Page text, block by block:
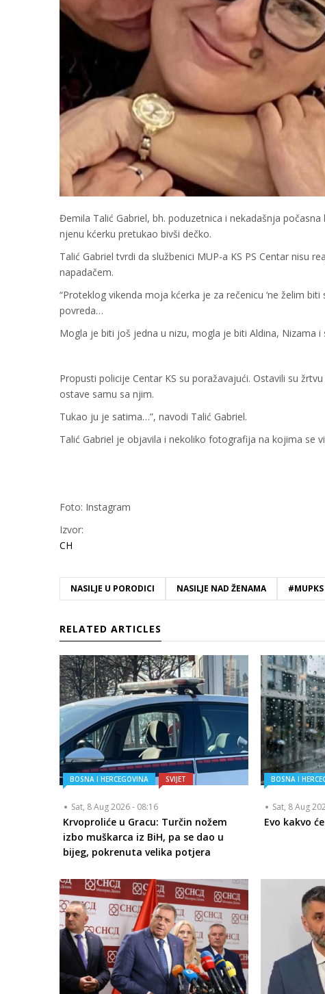
Đemila Talić Gabriel, bh. poduzetnica i nekadašnja
njenu kćerku pretukao bivši dečko.
Talić Gabriel tvrdi da službenici MUP-a KS PS Centar nisu
napadačem.
“Proteklog vikenda moja kćerka je za rečenicu ‘ne želim
povreda…
Mogla je biti još jedna u nizu, mogla je biti Aldina, Nizama
Propusti policije Centar KS su poražavajući. Ostavili su
ostave samu sa njim.
Tukao ju je satima…”, navodi Talić Gabriel.
Talić Gabriel je objavila i nekoliko fotografija na kojima se
Foto: Instagram
Izvor:
CH
NASILJE U PORODICI NASILJE NAD ŽENAMA #MUPKS
RELATED ARTICLES
BOSNA I HERCEGOVINA SVIJET
Sat, 8 Aug 2026 - 08:16
Krvoproliće u Gracu: Turčin nožem
izbo muškarca iz BiH, pa se dao u
bijeg, pokrenuta velika potjera
BOSNA I
Sat, 8 Aug
Evo kakvo